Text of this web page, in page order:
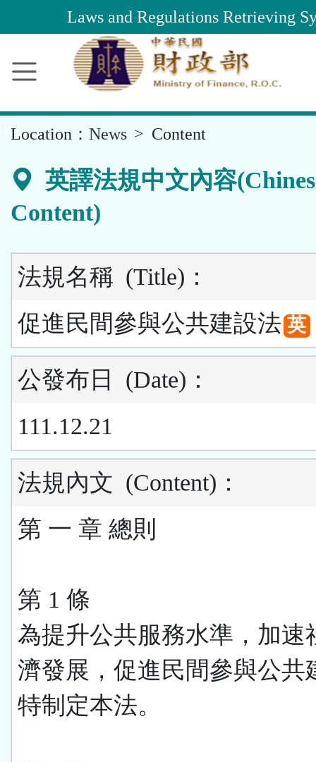
Content
Laws and Regulations Retrieving
Location： News Content
英譯法規中文內容
Content)
法規名稱 (Title) ：
促進民間參與公共建設法 英
公發布日 (Date) ：
111.12.21
法規內文 (Content) ：
第 一 章 總則
第 1 條
為提升公共服務水準，加速
濟發展，促進民間參與公共
特制定本法。